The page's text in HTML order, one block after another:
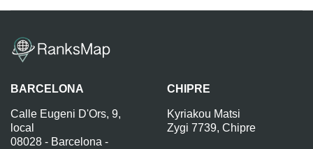
BARCELONA
Calle Eugeni D'Ors, 9,
local
08028 - Barcelona -
CHIPRE
Kyriakou Matsi
Zygi 7739, Chipre